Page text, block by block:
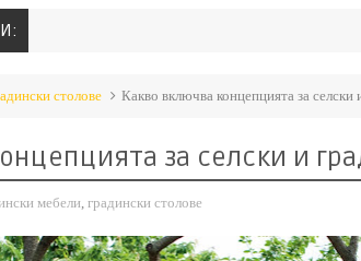
столове Какво включва концепцията за селски
за селски и
мебели, градински столове